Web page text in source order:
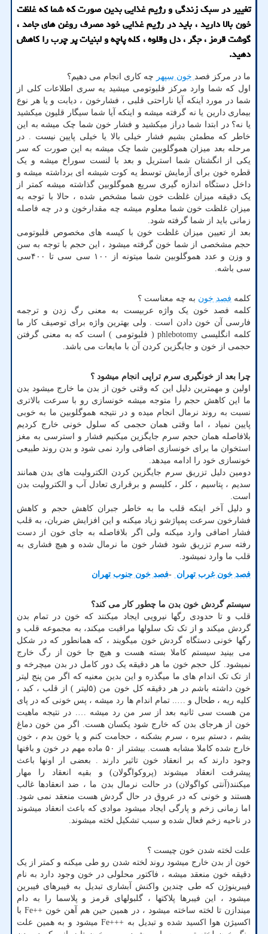
تغییر در سبک زندگی و رژیم غذایی بدین صورت که شما که غلظت
خون بالا دارید ، باید در رژیم غذایی خود مصرف روغن های جامد ،
گوشت قرمز ، جگر ، دل وقلوه ، کله پاچه و لبنیات پر چرب را کاهش
دهید.
ما در مرکز فصد خون سپهر چه کاری انجام می دهیم؟
اول که شما وارد مرکز فلبوتومی میشید یه سری اطلاعات کلی از
شما در مورد اینکه آیا ناراحتی قلبی ، فشارخون ، دیابت و یا هر نوع
بیماری دارین یا نه گرفته میشه و اینکه آیا شما سیگار قلیون میکشید
یا نه؟ در ابتدا شما دراز میکشید و فشار خون شما چک میشه به این
خاطر که مطمئن بشیم فشار خیلی بالا یا خیلی پایین نیست . در
مرحله بعد میزان هموگلوبین شما چک میشه به این صورت که سر
یکی از انگشتان شما استریل و بعد با لنست سوراخ میشه و یک
قطره خون برای آزمایش توسط یه کوت شیشه ای برداشته میشه و
داخل دستگاه اندازه گیری سریع هموگلوبین گذاشته میشه کمتر از
یک دقیقه میزان غلظت خون شما مشخص شده ، حالا با توجه به
میزان غلظت خون شما معلوم میشه چه مقدارخون و در چه فاصله
زمانی باید از شما گرفته شود.
بعد از تعیین میزان غلظت خون با کیسه های مخصوص فلبوتومی
حجم مشخصی از شما خون گرفته میشود ، این حجم با توجه به سن
و وزن و عدد هموگلوبین شما میتونه از ۱۰۰ سی سی تا ۴۰۰سی
سی باشه.
کلمه فصد خون به چه معناست ؟
کلمه فصد خون یک واژه عربیست به معنی رگ زدن و ترجمه
فارسی آن خون دادن است . ولی بهترین واژه برای توصیف کار ما
کلمه انگلیسی phlebotomy ( فلبوتومی ) است که به معنی گرفتن
حجمی از خون و جایگزین کردن آن با مایعات می باشد.
چرا بعد از خونگیری سرم تراپی انجام میشود ؟
اولین و مهمترین دلیل این که وقتی خون از بدن ما خارج میشود بدن
ما این کاهش حجم را متوجه میشه خونسازی رو با سرعت بالاتری
نسبت به روند نرمال انجام میده و در نتیجه هموگلوبین ما به خوبی
پایین نمیاد ، اما وقتی همان حجمی که سلول خونی خارج کردیم
بلافاصله همان حجم سرم جایگزین میکنیم فشار و استرسی به مغز
استخوان ما برای خونسازی اضافی وارد نمی شود و بدن روند طبیعی
خونسازی خود را ادامه میدهد.
دومین دلیل تزریق سرم جایگزین کردن الکترولیت های بدن همانند
سدیم ، پتاسیم ، کلر ، کلیسم و برقراری تعادل آب و الکترولیت بدن
است.
و دلیل آخر اینکه قلب ما به خاطر جبران کاهش حجم و کاهش
فشارخون سرعت پمپاژشو زیاد میکنه و این افزایش ضربان، به قلب
فشار اضافی وارد میکنه ولی اگر بلافاصله به جای خون از دست
رفته سرم تزریق شود فشار خون ما نرمال شده و هیچ فشاری به
قلب ما وارد نمیشود.
فصد خون غرب تهران -فصد خون جنوب تهران
سیستم گردش خون بدن ما چطور کار می کند؟
قلب و تا حدودی رگها نیرویی ایجاد میکنند که خون در تمام بدن
گردش میکند و از تک تک سلولها مراقبت میکند، به مجموعه قلب و
رگها خونی دستگاه گردش خون میگویند ، که همانطور که در شکل
می بینید سیستم کاملا بسته هست و هیچ جا خون از رگ خارج
نمیشود. کل حجم خون ما هر دقیقه یک دور کامل در بدن میچرخه و
از تک تک اندام های ما میگذره و این بدین معنیه که اگر من پنج لیتر
خون داشته باشم در هر دقیقه کل خون من (۵لیتر ) از قلب ، کبد ،
کلیه ریه ، طحال و ….. تمام اندام ها رد میشه ، پس خونی که در پای
من هست سی ثانیه بعد از سر من رد میشه …. در نتیجه ماهیت
خون از هرجای بدن که خارج شود یکسان هست. اگر من خون دماغ
بشم ، دستم ببره ، سرم بشکنه ، حجامت کنم و یا خون بدم ، خون
خارج شده کاملا مشابه هست. بیشتر از ۵۰ ماده مهم در خون و بافنها
وجود دارند که بر انعقاد خون تاثیر دارند . بعضی ار اونها باعث
پیشرفت انعقاد میشوند (پروکواگولان) و بقیه انعقاد را مهار
میکنند(آنتی کواگولان) در حالت نرمال بدن ما ، ضد انعقادها غالب
هستند و خونی که در عروق در حال گردش هست منعقد نمی شود.
اما زمانی زخم و پارگی ایجاد میشود موادی که باعث انعقاد میشوند
در ناحیه زخم فعال شده و سبب تشکیل لخته میشوند.
علت لخته شدن خون چیست ؟
خون از بدن خارج میشود روند لخته شدن رو طی میکنه و کمتر از یک
دقیقه خون منعقد میشه ، فاکتور محلولی در خون وجود دارد به نام
فیبرینوژن که طی چندین واکنش آبشاری تبدیل به فیبرهای فیبرین
میشود ، این فیبرها پلاکتها ، گلبولهای قرمز و پلاسما را به دام
میندازن تا لخته ساخته میشود ، در همین حین هم آهن خون Fe++ با
اکسیژن هوا اکسید شده و تبدیل به Fe+++ میشود و به همین علت